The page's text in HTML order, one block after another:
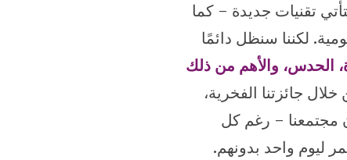
تقنيات جديدة – كما
لكننا سنظل دائمًا
الحدس، والأهم من ذلك
جائزتنا الفخرية،
مجتمعنا – رغم كل
ليوم واحد بدونهم.